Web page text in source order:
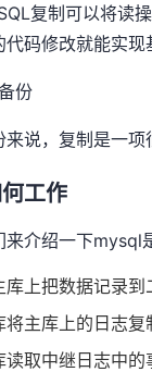
复制可以将读
码修改就能实现
份
来说，复制是一项
工作
来介绍一下mysql
库上把数据记录
将主库上的日志
读取中继日志中的